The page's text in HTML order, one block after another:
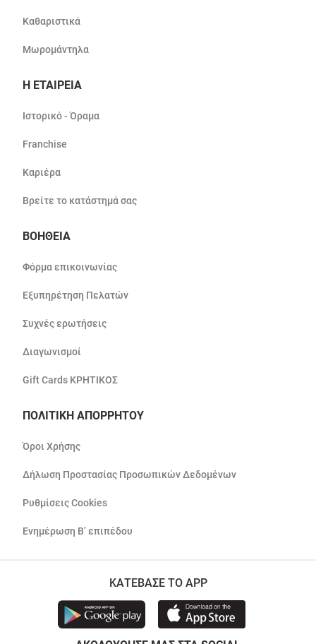
Καθαριστικά
Μωρομάντηλα
Η ΕΤΑΙΡΕΙΑ
Ιστορικό - Όραμα
Franchise
Καριέρα
Βρείτε το κατάστημά σας
ΒΟΗΘΕΙΑ
Φόρμα επικοινωνίας
Εξυπηρέτηση Πελατών
Συχνές ερωτήσεις
Διαγωνισμοί
Gift Cards ΚΡΗΤΙΚΟΣ
ΠΟΛΙΤΙΚΗ ΑΠΟΡΡΗΤΟΥ
Όροι Χρήσης
Δήλωση Προστασίας Προσωπικών Δεδομένων
Ρυθμίσεις Cookies
Ενημέρωση Β’ επιπέδου
ΚΑΤΕΒΑΣΕ ΤΟ APP